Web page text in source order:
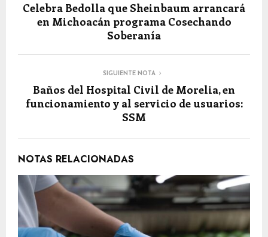
Celebra Bedolla que Sheinbaum arrancará
en Michoacán programa Cosechando
Soberanía
SIGUIENTE NOTA
Baños del Hospital Civil de Morelia, en
funcionamiento y al servicio de usuarios:
SSM
NOTAS RELACIONADAS